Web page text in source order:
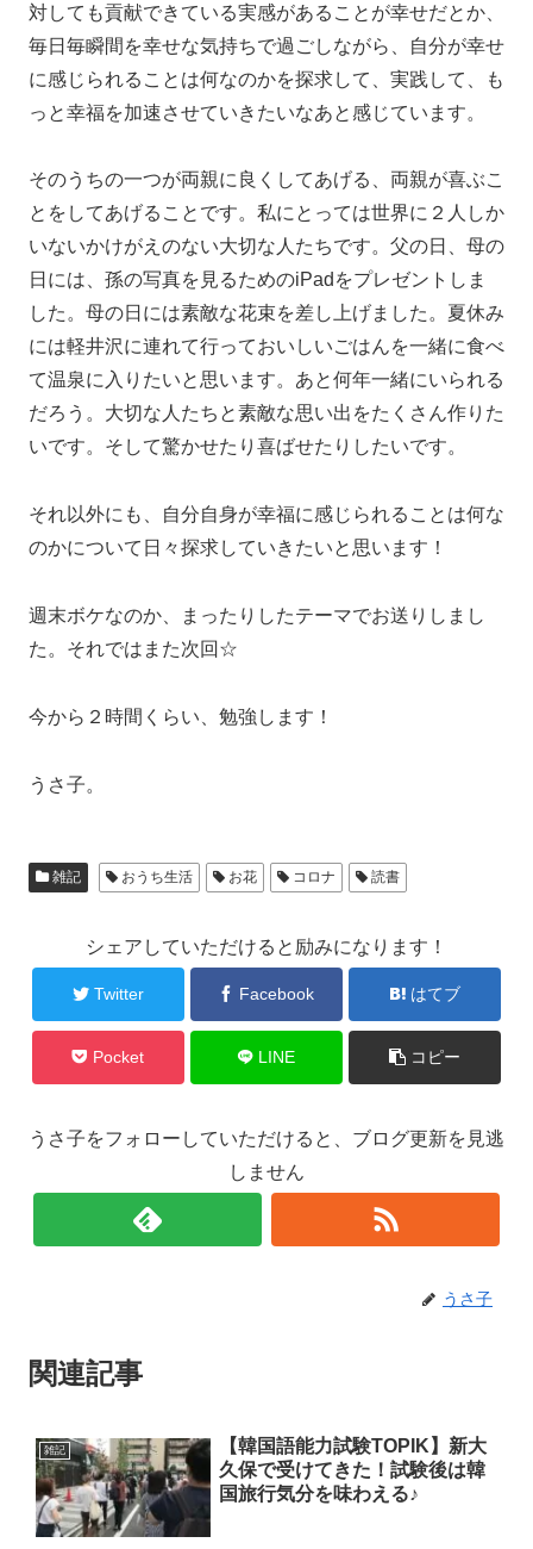
対しても貢献できている実感があることが幸せだとか、
毎日毎瞬間を幸せな気持ちで過ごしながら、自分が幸せ
に感じられることは何なのかを探求して、実践して、も
っと幸福を加速させていきたいなあと感じています。
そのうちの一つが両親に良くしてあげる、両親が喜ぶこ
とをしてあげることです。私にとっては世界に２人しか
いないかけがえのない大切な人たちです。父の日、母の
日には、孫の写真を見るためのiPadをプレゼントしま
した。母の日には素敵な花束を差し上げました。夏休み
には軽井沢に連れて行っておいしいごはんを一緒に食べ
て温泉に入りたいと思います。あと何年一緒にいられる
だろう。大切な人たちと素敵な思い出をたくさん作りた
いです。そして驚かせたり喜ばせたりしたいです。
それ以外にも、自分自身が幸福に感じられることは何な
のかについて日々探求していきたいと思います！
週末ボケなのか、まったりしたテーマでお送りしまし
た。それではまた次回☆
今から２時間くらい、勉強します！
うさ子。
雑記 おうち生活 お花 コロナ 読書
シェアしていただけると励みになります！
Twitter Facebook はてブ
Pocket LINE コピー
うさ子をフォローしていただけると、ブログ更新を見逃
しません
うさ子
関連記事
雑記
【韓国語能力試験TOPIK】新大
久保で受けてきた！試験後は韓
国旅行気分を味わえる♪